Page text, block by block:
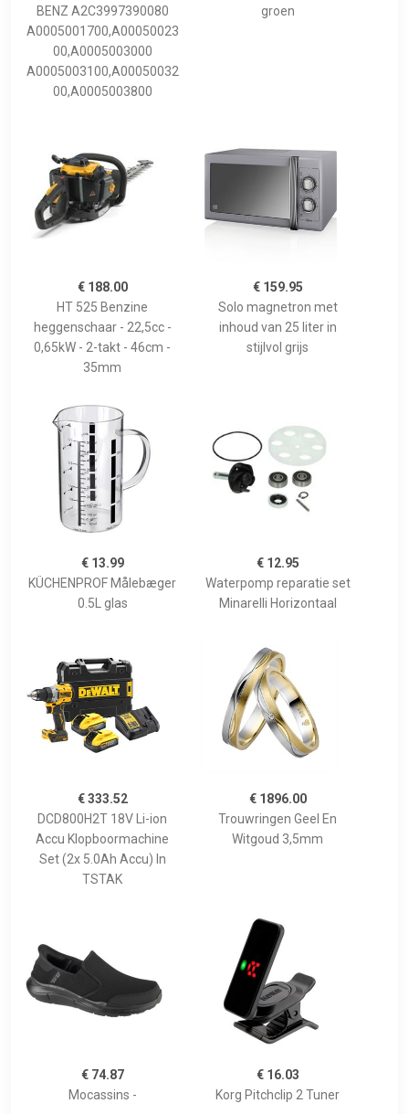
BENZ A2C3997390080
A0005001700,A00050023
00,A0005003000
A0005003100,A00050032
00,A0005003800
groen
€ 188.00
HT 525 Benzine
heggenschaar - 22,5cc -
0,65kW - 2-takt - 46cm -
35mm
€ 159.95
Solo magnetron met
inhoud van 25 liter in
stijlvol grijs
€ 13.99
KÜCHENPROF Målebæger
0.5L glas
€ 12.95
Waterpomp reparatie set
Minarelli Horizontaal
€ 333.52
DCD800H2T 18V Li-ion
Accu Klopboormachine
Set (2x 5.0Ah Accu) In
TSTAK
€ 1896.00
Trouwringen Geel En
Witgoud 3,5mm
€ 74.87
Mocassins -
€ 16.03
Korg Pitchclip 2 Tuner